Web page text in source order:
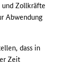
und Zollkräfte
Abwendung
dass in
Zeit